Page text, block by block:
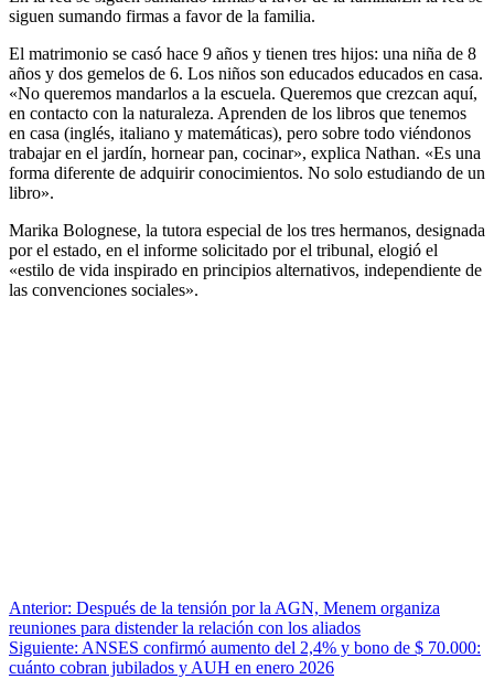
siguen sumando firmas a favor de la familia.
El matrimonio se casó hace 9 años y tienen tres hijos: una niña de 8
años y dos gemelos de 6. Los niños son educados educados en casa.
«No queremos mandarlos a la escuela. Queremos que crezcan aquí,
en contacto con la naturaleza. Aprenden de los libros que tenemos
en casa (inglés, italiano y matemáticas), pero sobre todo viéndonos
trabajar en el jardín, hornear pan, cocinar», explica Nathan. «Es una
forma diferente de adquirir conocimientos. No solo estudiando de un
libro».
Marika Bolognese, la tutora especial de los tres hermanos, designada
por el estado, en el informe solicitado por el tribunal, elogió el
«estilo de vida inspirado en principios alternativos, independiente de
las convenciones sociales».
Anterior: Después de la tensión por la AGN, Menem organiza
reuniones para distender la relación con los aliados
Siguiente: ANSES confirmó aumento del 2,4% y bono de $ 70.000:
cuánto cobran jubilados y AUH en enero 2026